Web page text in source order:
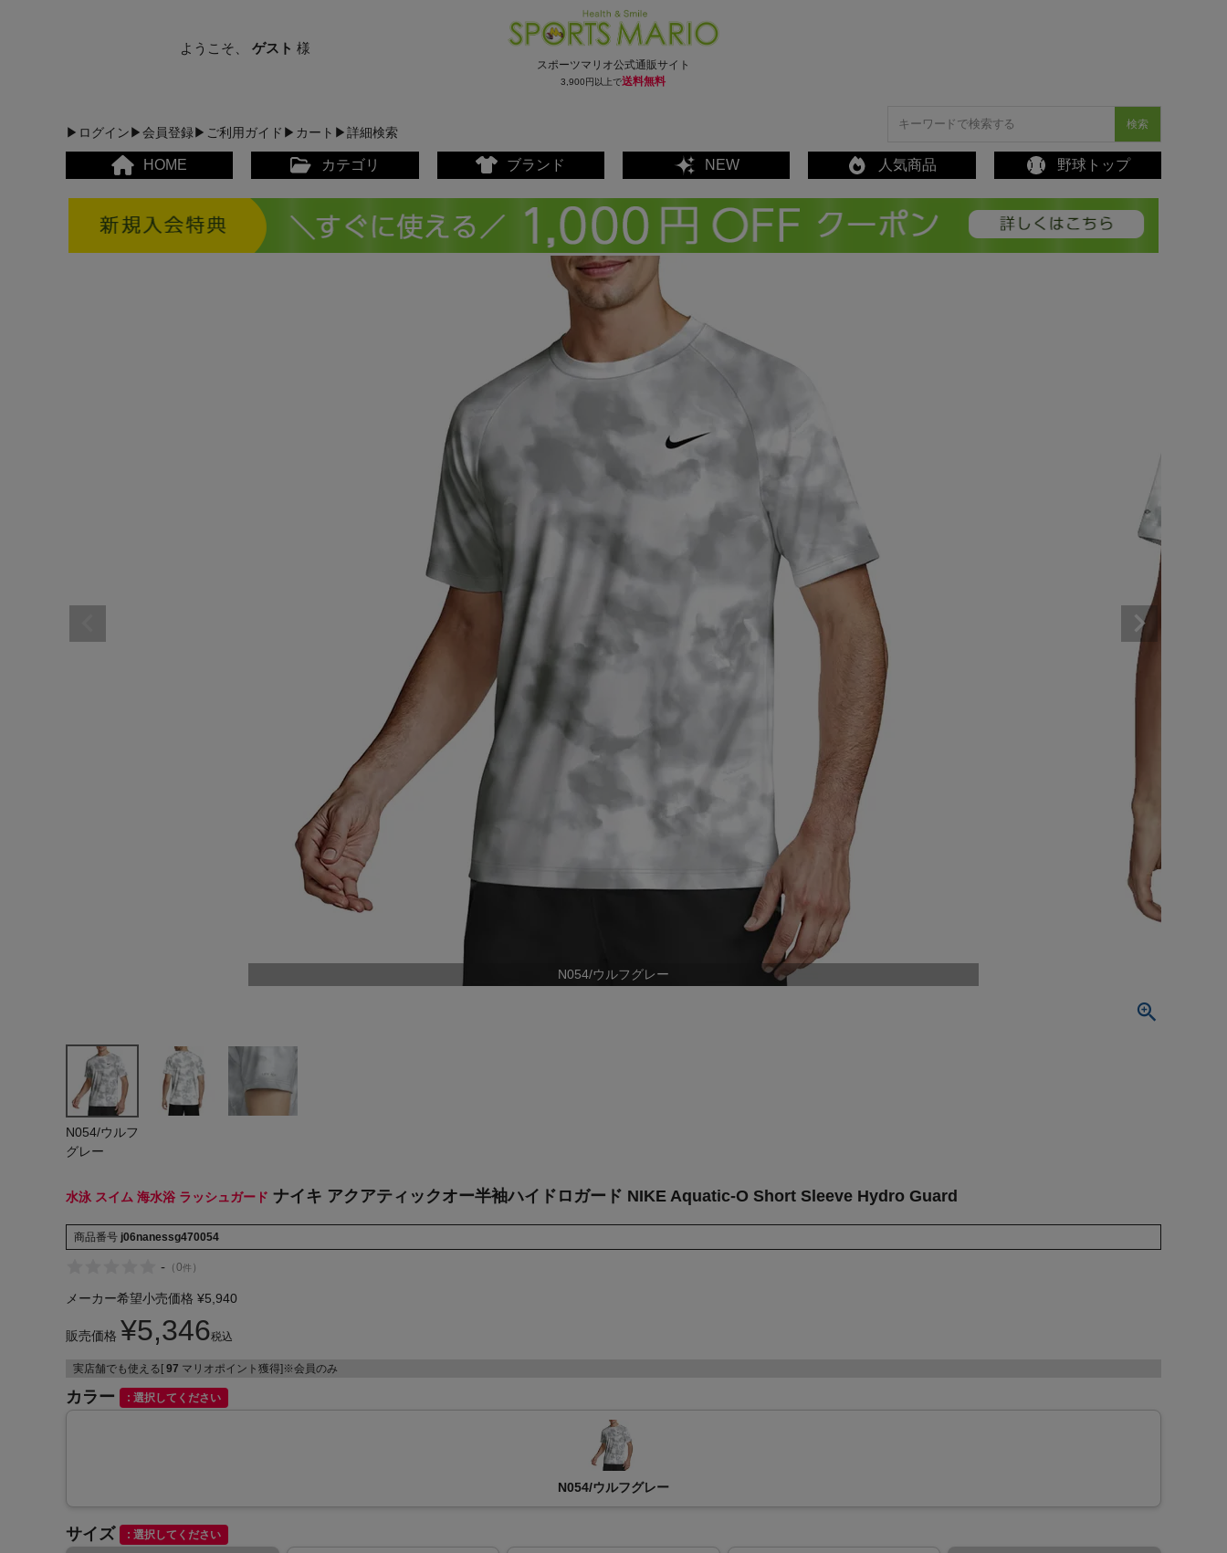
スポーツマリオ公式通販サイト
3,900円以上で送料無料
ようこそ、 ゲスト様
▶ログイン▶会員登録▶ご利用ガイド ▶カート ▶詳細検索
検索
HOME カテゴリ
レディースシューズ･スニーカー
全てのカテゴリを見る
キャンプ・フェス
通学
プレゼント
ブランド NEW 人気商品 野球トップ
N054/ウルフグレー
N054/ウルフ
グレー
水泳 スイム 海水浴 ラッシュガード ナイキ アクアティックオー半袖ハイドロガード NIKE Aquatic-O Short Sleeve Hydro Guard
商品番号 j06nanessg470054
- （0件 ）
メーカー希望小売価格 ¥5,940
販売価格 ¥5,346税込
実店舗でも使える[ 97 マリオポイント獲得]※会員のみ
カラー 選択してください
N054/ウルフグレー
サイズ 選択してください